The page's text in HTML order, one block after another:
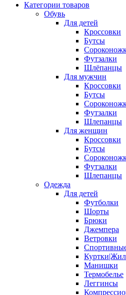
Категории товаров
Обувь
Для детей
Кроссовки
Бутсы
Футзалки
Шлёпанцы
Для мужчин
Кроссовки
Бутсы
Футзалки
Шлепанцы
Для женщин
Кроссовки
Бутсы
Футзалки
Шлепанцы
Одежда
Для детей
Футболки
Шорты
Брюки
Джемпера
Ветровки
Манишки
Термобелье
Леггинсы